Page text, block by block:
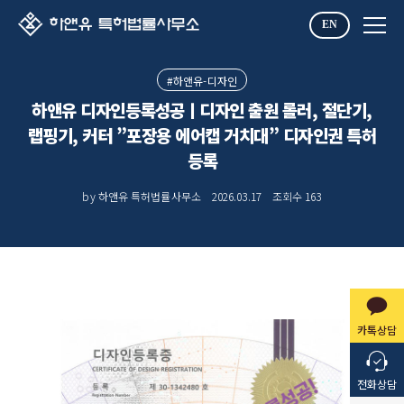
EN
카톡상담
전화상담
#하앤유-디자인
하앤유 디자인등록성공ㅣ디자인 출원 롤러, 절단기,
랩핑기, 커터 ”포장용 에어캡 거치대” 디자인권 특허
등록
by 하앤유 특허법률사무소 2026.03.17 조회수 163